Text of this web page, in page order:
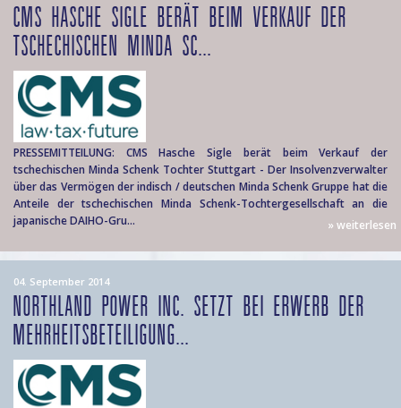
CMS HASCHE SIGLE BERÄT BEIM VERKAUF DER
TSCHECHISCHEN MINDA SC...
PRESSEMITTEILUNG: CMS Hasche Sigle berät beim Verkauf der
tschechischen Minda Schenk Tochter Stuttgart - Der Insolvenzverwalter
über das Vermögen der indisch / deutschen Minda Schenk Gruppe hat die
Anteile der tschechischen Minda Schenk-Tochtergesellschaft an die
japanische DAIHO-Gru...
» weiterlesen
04. September 2014
NORTHLAND POWER INC. SETZT BEI ERWERB DER
MEHRHEITSBETEILIGUNG...